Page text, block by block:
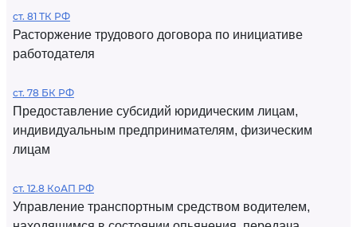
ст. 81 ТК РФ
Расторжение трудового договора по инициативе
работодателя
ст. 78 БК РФ
Предоставление субсидий юридическим лицам,
индивидуальным предпринимателям, физическим
лицам
ст. 12.8 КоАП РФ
Управление транспортным средством водителем,